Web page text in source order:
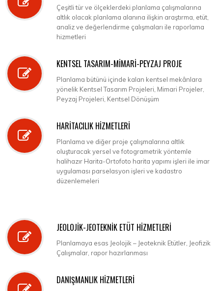
Çeşitli tür ve ölçeklerdeki planlama çalışmalarına
altlık olacak planlama alanına ilişkin araştırma, etüt,
analiz ve değerlendirme çalışmaları ile raporlama
hizmetleri
KENTSEL TASARIM-MİMARİ-PEYZAJ PROJE
Planlama bütünü içinde kalan kentsel mekânlara
yönelik Kentsel Tasarım Projeleri, Mimari Projeler,
Peyzaj Projeleri, Kentsel Dönüşüm
HARİTACILIK HİZMETLERİ
Planlama ve diğer proje çalışmalarına altlık
oluşturacak yersel ve fotogrametrik yöntemle
halihazır Harita-Ortofoto harita yapımı işleri ile imar
uygulaması parselasyon işleri ve kadastro
düzenlemeleri
JEOLOJİK-JEOTEKNİK ETÜT HİZMETLERİ
Planlamaya esas Jeolojik – Jeoteknik Etütler, Jeofizik
Çalışmalar, rapor hazırlanması
DANIŞMANLIK HİZMETLERİ